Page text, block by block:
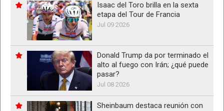
Isaac del Toro brilla en la sexta
etapa del Tour de Francia
Jul 09 2026
Donald Trump da por terminado el
alto al fuego con Irán; ¿qué puede
pasar?
Jul 08 2026
Sheinbaum destaca reunión con